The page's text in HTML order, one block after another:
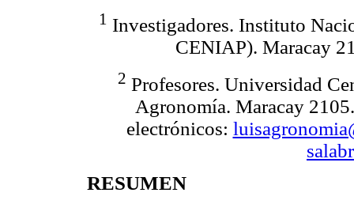
1 Investigadores. Instituto
CENIAP). Maracay
2 Profesores. Universidad
Agronomía. Maracay
electrónicos:
RESUMEN